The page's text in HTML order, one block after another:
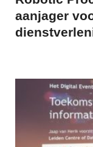
aanjager